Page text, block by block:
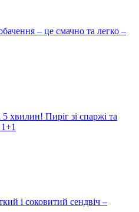
– це смачно та легко –
хвилин! Пиріг зі спаржі та
і соковитий сендвіч –